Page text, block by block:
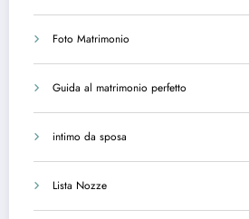
Foto Matrimonio
Guida al matrimonio perfetto
intimo da sposa
Lista Nozze